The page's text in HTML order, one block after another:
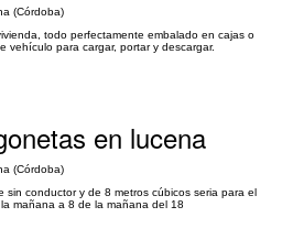
(Córdoba)
todo perfectamente embalado en cajas o
vehículo para cargar, portar y descargar.
en lucena
(Córdoba)
sin conductor y de 8 metros cúbicos seria para el
mañana a 8 de la mañana del 18